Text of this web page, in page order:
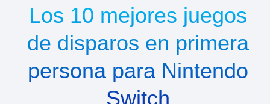
Los 10 mejores juegos
de disparos en primera
persona para Nintendo
Switch